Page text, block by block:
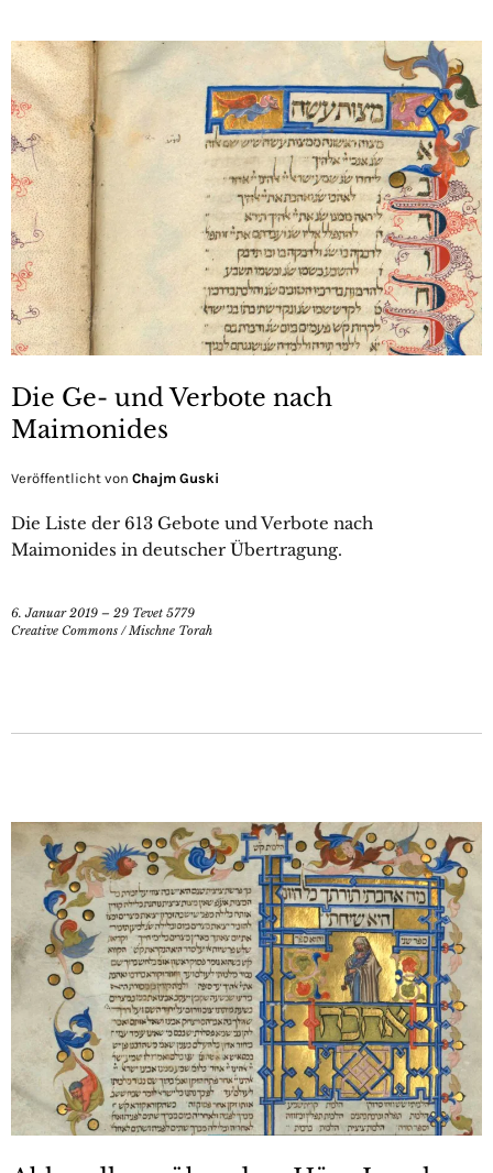
Die Ge- und Verbote nach
Maimonides
Veröffentlicht von Chajm Guski
Die Liste der 613 Gebote und Verbote nach
Maimonides in deutscher Übertragung.
6. Januar 2019 – 29 Tevet 5779
Creative Commons / Mischne Torah